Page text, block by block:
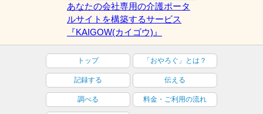
あなたの会社専用の介護ポータ
ルサイトを構築するサービス
『KAIGOW(カイゴウ)』
トップ 「おやろぐ」とは？
記録する 伝える
調べる 料金・ご利用の流れ